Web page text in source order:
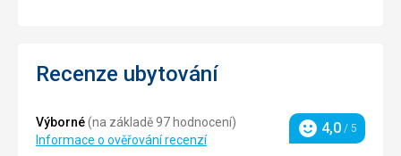
Recenze ubytování
Výborné(na základě 97 hodnocení)
Informace o ověřování recenzí
Hodnocení
4,0 / 5